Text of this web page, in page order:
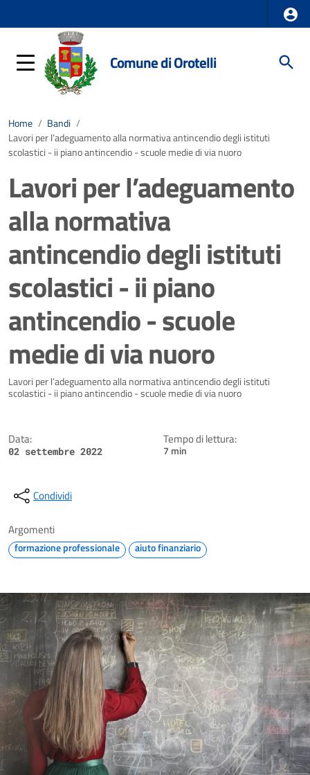
Comune di Orotelli
Home / Bandi /
Lavori per l’adeguamento alla normativa antincendio degli istituti
scolastici - ii piano antincendio - scuole medie di via nuoro
Lavori per l’adeguamento
alla normativa
antincendio degli istituti
scolastici - ii piano
antincendio - scuole
medie di via nuoro
Dettagli della notizia
Lavori per l’adeguamento alla normativa antincendio degli istituti
scolastici - ii piano antincendio - scuole medie di via nuoro
Data:
02 settembre 2022
Tempo di lettura:
7 min
Condividi
Argomenti
formazione professionale aiuto finanziario